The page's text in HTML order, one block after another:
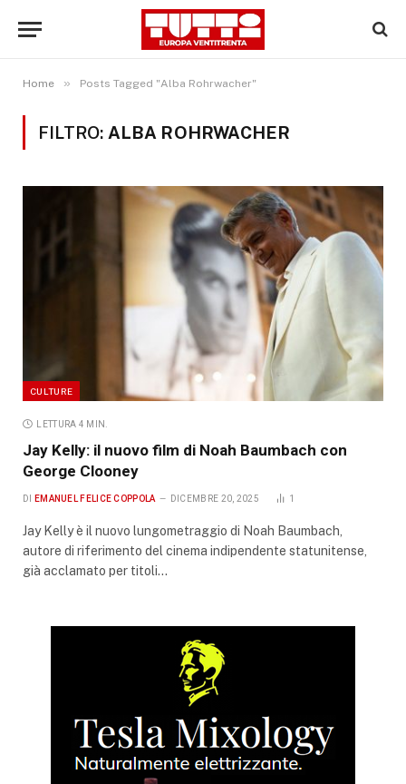
Home » Posts Tagged "Alba Rohrwacher"
FILTRO: ALBA ROHRWACHER
CULTURE
LETTURA 4 MIN.
Jay Kelly: il nuovo film di Noah Baumbach con
George Clooney
DI EMANUEL FELICE COPPOLA DICEMBRE 20, 2025 1
Jay Kelly è il nuovo lungometraggio di Noah Baumbach,
autore di riferimento del cinema indipendente statunitense,
già acclamato per titoli…